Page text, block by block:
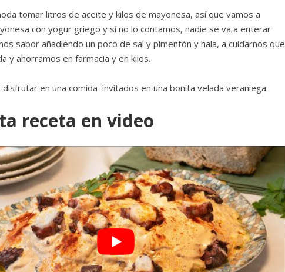
tomar litros de aceite y kilos de mayonesa, así que vamos a
con yogur griego y si no lo contamos, nadie se va a enterar
sabor añadiendo un poco de sal y pimentón y hala, a cuidarnos que
y ahorramos en farmacia y en kilos.
disfrutar en una comida invitados en una bonita velada veraniega.
receta en video